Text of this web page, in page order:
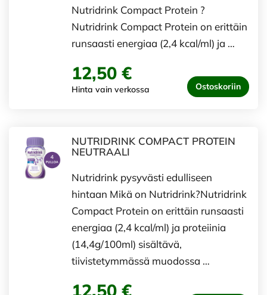
Nutridrink Compact Protein ?
Nutridrink Compact Protein on erittäin
runsaasti energiaa (2,4 kcal/ml) ja …
12,50 €
Hinta vain verkossa Ostoskoriin
NUTRIDRINK COMPACT PROTEIN
NEUTRAALI
Nutridrink pysyvästi edulliseen
hintaan Mikä on Nutridrink?Nutridrink
Compact Protein on erittäin runsaasti
energiaa (2,4 kcal/ml) ja proteiinia
(14,4g/100ml) sisältävä,
tiivistetymmässä muodossa …
12,50 €